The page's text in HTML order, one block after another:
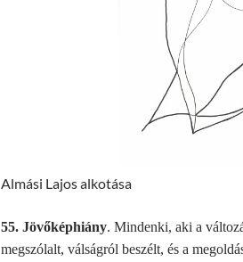
Almási Lajos alkotása
55. Jövőképhiány. Mindenki, aki a
megszólalt, válságról beszélt, és a